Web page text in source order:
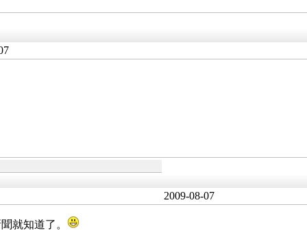
2009-08-07
就知道了。